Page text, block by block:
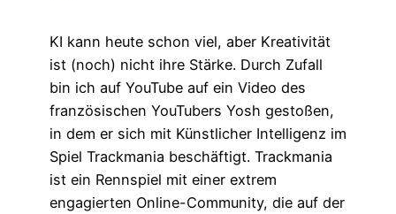
KI kann heute schon viel, aber Kreativität
ist (noch) nicht ihre Stärke. Durch Zufall
bin ich auf YouTube auf ein Video des
französischen YouTubers Yosh gestoßen,
in dem er sich mit Künstlicher Intelligenz im
Spiel Trackmania beschäftigt. Trackmania
ist ein Rennspiel mit einer extrem
engagierten Online-Community, die auf der